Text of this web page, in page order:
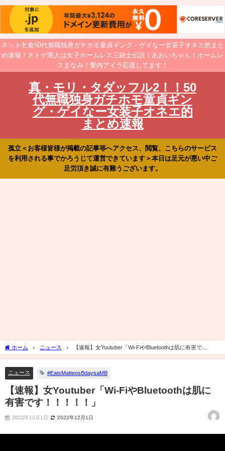
ネット乞食50代無職独身ガチホモ童貞ギング・ゲイなー女装子オネエ的まと
め速報！ネトゲ廃人は女子ホームレス三銃士伝説！あおいちゃん！ホームレ
スまなみ！愛内アイラ応援してます！
真・モリ・タダッフル2！！50
代無職独身ガチホモ童貞ギン
グ・ゲイなー女装子オネエ的
まとめ速報
孤立＜お客様皆様が掲載の記事等へアクセス、閲覧、こちらのサービス
を利用される事でかろうじて運営できています＞本日は足元が悪い中ご
足労頂き誠に有難うございます。
ホーム ニュース
【速報】女Youtuber「Wi-FiやBluetoothは肌に有害で
す！！！！！」
ニュース #EatsMatteosBdaysaMB
【速報】女Youtuber「Wi-FiやBluetoothは肌に
有害です！！！！！」
2022年12月1日 2022年12月1日